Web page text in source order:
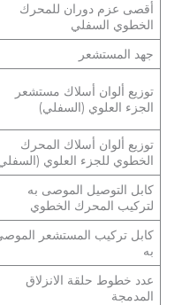
أقصى عزم دوران للمحرك
الخطوي السفلي
جهد المستشعر
توزيع ألوان أسلاك مستشعر
الجزء العلوي (السفلي)
توزيع ألوان أسلاك المحرك
الخطوي للجزء العلوي (السفلي)
كابل التوصيل الموصى به
لتركيب المحرك الخطوي
كابل تركيب المستشعر الموصى
عدد خطوط حلقة الانزلاق
المدمجة